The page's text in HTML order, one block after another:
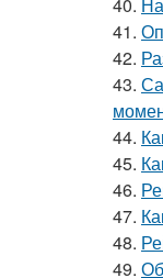
41.
42.
43.
44.
45.
46.
47.
48.
49.